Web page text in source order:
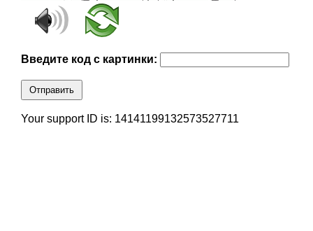
Введите код с картинки:
Отправить
Your support ID is: 14141199132573527711